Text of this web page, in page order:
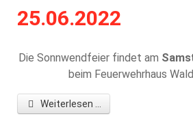
25.06.2022
Die Sonnwendfeier findet am
beim Feuerwehrhaus
Weiterlesen ...